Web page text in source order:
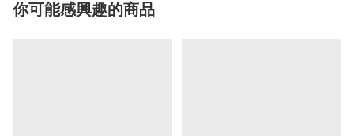
你可能感興趣的商品